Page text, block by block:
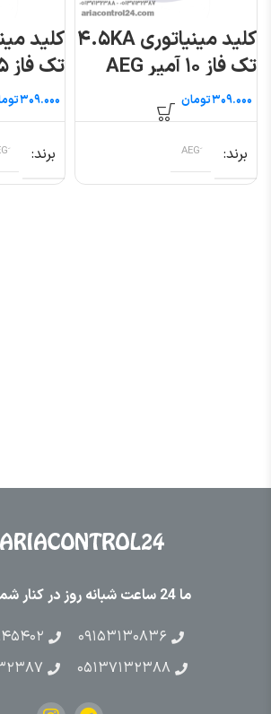
کلید مینیاتوری ۴.۵KA
تک فاز ۱۰ آمپر AEG
تومان
برند
تک فاز ۲۵ آمپر AEG
برند
ما 24 ساعت شبانه روز در کنار شما هستیم
۰۹۱۵۳۱۳۰۸۳۶
۰۵۱۳۷۱۳۲۳۸۸